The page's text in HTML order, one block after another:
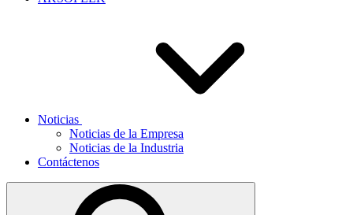
Noticias
Noticias de la Empresa
Noticias de la Industria
Contáctenos